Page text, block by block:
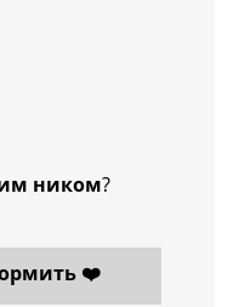
ником?
❤️